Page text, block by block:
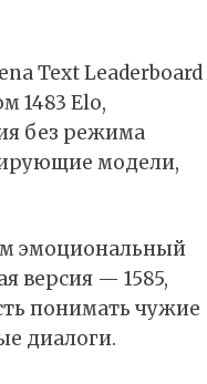
Text Leaderboard
1483 Elo,
без режима
модели,
эмоциональный
версия — 1585,
понимать чужие
диалоги.